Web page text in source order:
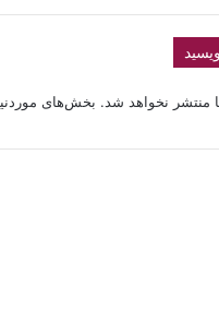
منتشر نخواهد شد. بخش‌های